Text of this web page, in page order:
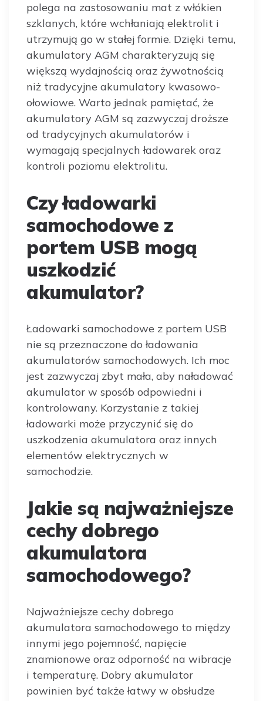
polega na zastosowaniu mat z włókien
szklanych, które wchłaniają elektrolit i
utrzymują go w stałej formie. Dzięki temu,
akumulatory AGM charakteryzują się
większą wydajnością oraz żywotnością
niż tradycyjne akumulatory kwasowo-
ołowiowe. Warto jednak pamiętać, że
akumulatory AGM są zazwyczaj droższe
od tradycyjnych akumulatorów i
wymagają specjalnych ładowarek oraz
kontroli poziomu elektrolitu.
Czy ładowarki
samochodowe z
portem USB mogą
uszkodzić
akumulator?
Ładowarki samochodowe z portem USB
nie są przeznaczone do ładowania
akumulatorów samochodowych. Ich moc
jest zazwyczaj zbyt mała, aby naładować
akumulator w sposób odpowiedni i
kontrolowany. Korzystanie z takiej
ładowarki może przyczynić się do
uszkodzenia akumulatora oraz innych
elementów elektrycznych w
samochodzie.
Jakie są najważniejsze
cechy dobrego
akumulatora
samochodowego?
Najważniejsze cechy dobrego
akumulatora samochodowego to między
innymi jego pojemność, napięcie
znamionowe oraz odporność na wibracje
i temperaturę. Dobry akumulator
powinien być także łatwy w obsłudze